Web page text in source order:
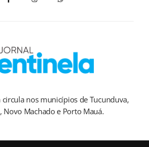
circula nos municípios de Tucunduva,
Novo Machado e Porto Mauá.